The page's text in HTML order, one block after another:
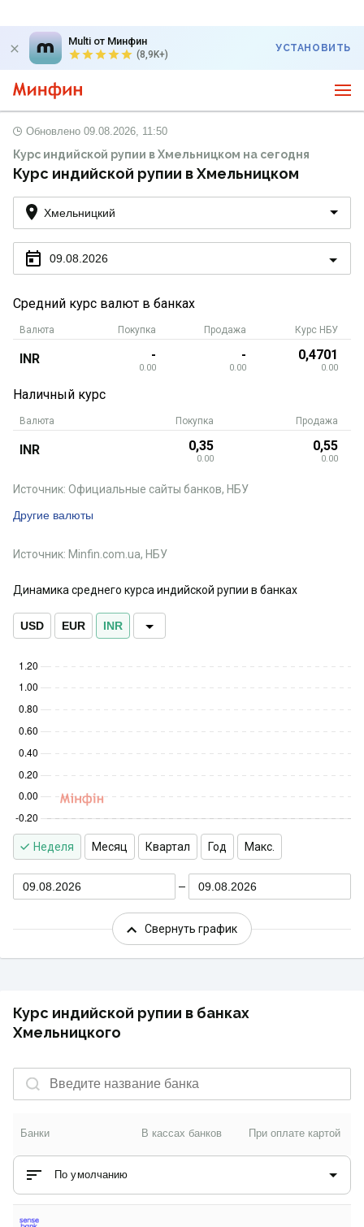
Multi от Минфин
(8,9K+)
УСТАНОВИТЬ
Обновлено 09.08.2026, 11:50
Курс индийской рупии в Хмельницком на сегодня
Курс индийской рупии в Хмельницком
Хмельницкий
09.08.2026
Средний курс валют в банках
Валюта Покупка Продажа Курс НБУ
INR -
0.00
-
0.00
0,4701
0.00
Наличный курс
Валюта Покупка Продажа
INR 0,35
0.00
0,55
0.00
Другие валюты
Источник: Официальные сайты банков, НБУ
Источник: Minfin.com.ua, НБУ
Динамика среднего курса индийской рупии в банках
USD EUR INR
Неделя Месяц Квартал Год Макс.
09.08.2026 09.08.2026
Свернуть график
Курс индийской рупии в банках
Хмельницкого
Банки В кассах банков При оплате картой
По умолчанию